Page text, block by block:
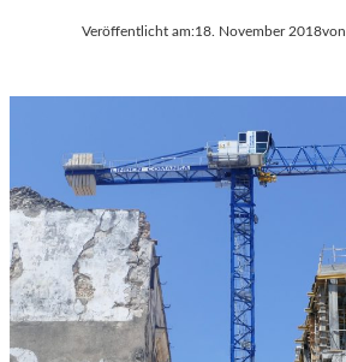
Veröffentlicht am:18. November 2018von